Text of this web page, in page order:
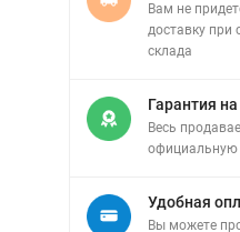
Вам не
доставку при
склада
Гарантия
Весь
официальную
Удобная
Вы можете